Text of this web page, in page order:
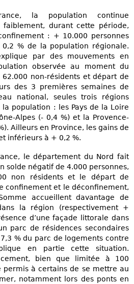
la population continue
faiblement, durant cette période,
: + 10.000 personnes
% de la population régionale.
par des mouvements en
observée au moment du
non-résidents et départ de
des 3 premières semaines de
national, seules trois régions
population : les Pays de la Loire
Alpes (- 0,4 %) et la Provence-
Ailleurs en Province, les gains de
inférieurs à + 0,2 %.
le département du Nord fait
solde négatif de 4.000 personnes,
non résidents et le départ de
confinement et le déconfinement,
accueillent davantage de
la région (respectivement +
d’une façade littorale dans
parc de résidences secondaires
% du parc de logements contre
en partie cette situation.
bien que limitée à 100
permis à certains de se mettre au
notamment lors des ponts en